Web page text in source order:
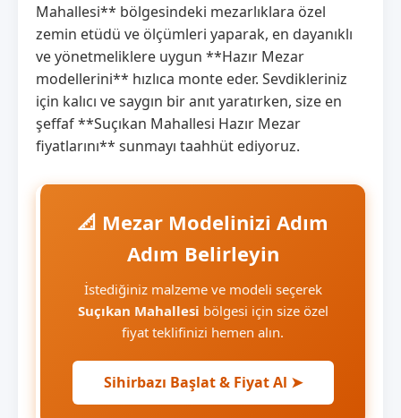
Mahallesi** bölgesindeki mezarlıklara özel
zemin etüdü ve ölçümleri yaparak, en dayanıklı
ve yönetmeliklere uygun **Hazır Mezar
modellerini** hızlıca monte eder. Sevdikleriniz
için kalıcı ve saygın bir anıt yaratırken, size en
şeffaf **Suçıkan Mahallesi Hazır Mezar
fiyatlarını** sunmayı taahhüt ediyoruz.
📐 Mezar Modelinizi Adım
Adım Belirleyin
İstediğiniz malzeme ve modeli seçerek
Suçıkan Mahallesi bölgesi için size özel
fiyat teklifinizi hemen alın.
Sihirbazı Başlat & Fiyat Al ➤